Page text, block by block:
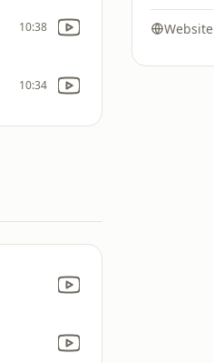
10:38
10:34
Website